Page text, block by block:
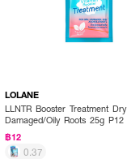
LOLANE
LLNTR Booster Treatment Dry
Damaged/Oily Roots 25g P12
฿12
0.37